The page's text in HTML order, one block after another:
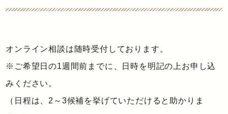
オンライン相談は随時受付しております。
※ご希望日の1週間前までに、日時を明記の上お申し込
みください。
（日程は、2～3候補を挙げていただけると助かりま